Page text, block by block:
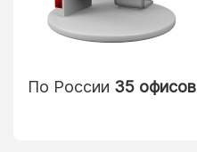
По России 35 офисов